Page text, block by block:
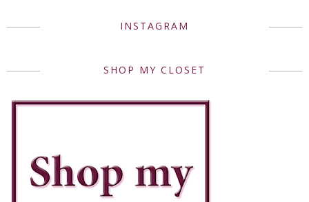
INSTAGRAM
SHOP MY CLOSET